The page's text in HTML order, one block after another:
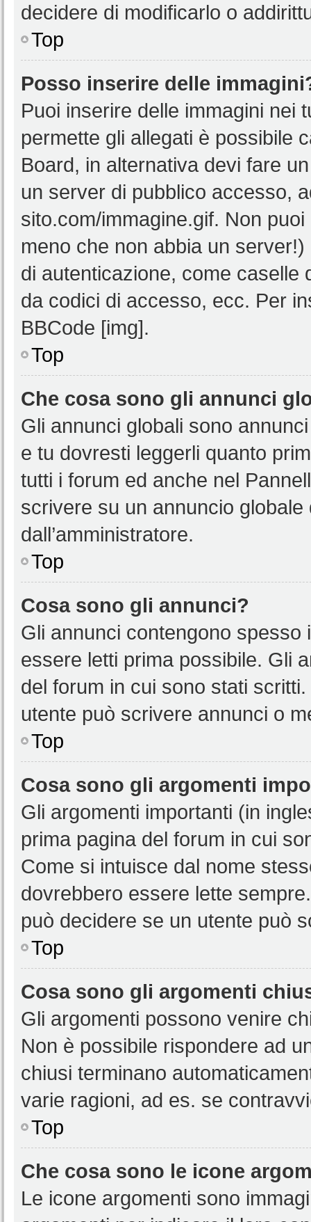
decidere di modificarlo o
Top
Posso inserire delle
Puoi inserire delle immagini nei
permette gli allegati è possibile
Board, in alternativa devi fare
un server di pubblico accesso,
sito.com/immagine.gif. Non
meno che non abbia un
di autenticazione, come caselle
da codici di accesso, ecc. Per
BBCode [img].
Top
Che cosa sono gli annunci
Gli annunci globali sono
e tu dovresti leggerli quanto
tutti i forum ed anche nel
scrivere su un annuncio
dall’amministratore.
Top
Cosa sono gli annunci?
Gli annunci contengono
essere letti prima possibile. Gli
del forum in cui sono stati
utente può scrivere annunci o
Top
Cosa sono gli argomenti
Gli argomenti importanti (in
prima pagina del forum in cui
Come si intuisce dal nome
dovrebbero essere lette
può decidere se un utente può
Top
Cosa sono gli argomenti
Gli argomenti possono venire
Non è possibile rispondere ad
chiusi terminano
varie ragioni, ad es. se
Top
Che cosa sono le icone
Le icone argomenti sono